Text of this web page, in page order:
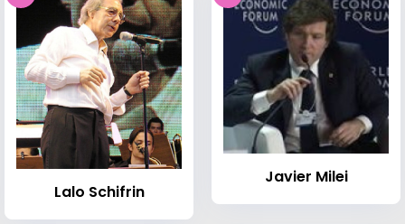
Lalo Schifrin
Javier Milei